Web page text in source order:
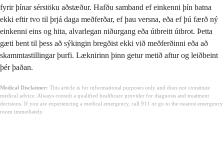
fyrir þínar sérstöku aðstæður. Hafðu samband ef einkenni þín batna
ekki eftir tvo til þrjá daga meðferðar, ef þau versna, eða ef þú færð ný
einkenni eins og hita, alvarlegan niðurgang eða útbreitt útbrot. Þetta
gæti bent til þess að sýkingin bregðist ekki við meðferðinni eða að
skammtastillingar þurfi. Læknirinn þinn getur metið aftur og leiðbeint
þér þaðan.
Medical Disclaimer: This article is for informational purposes only and does not constitute
medical advice. Always consult a qualified healthcare provider for diagnosis and treatment
decisions. If you are experiencing a medical emergency, call 911 or go to the nearest emergency
room immediately.